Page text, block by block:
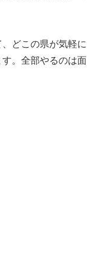
どこの県が気軽に
。全部やるのは面